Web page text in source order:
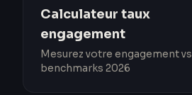
Calculateur taux
engagement
Mesurez votre engagement vs
benchmarks 2026